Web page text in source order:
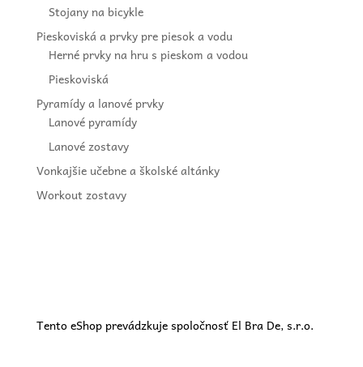
Stojany na bicykle
Pieskoviská a prvky pre piesok a vodu
Herné prvky na hru s pieskom a vodou
Pieskoviská
Pyramídy a lanové prvky
Lanové pyramídy
Lanové zostavy
Vonkajšie učebne a školské altánky
Workout zostavy
Tento eShop prevádzkuje spoločnosť El Bra De, s.r.o.